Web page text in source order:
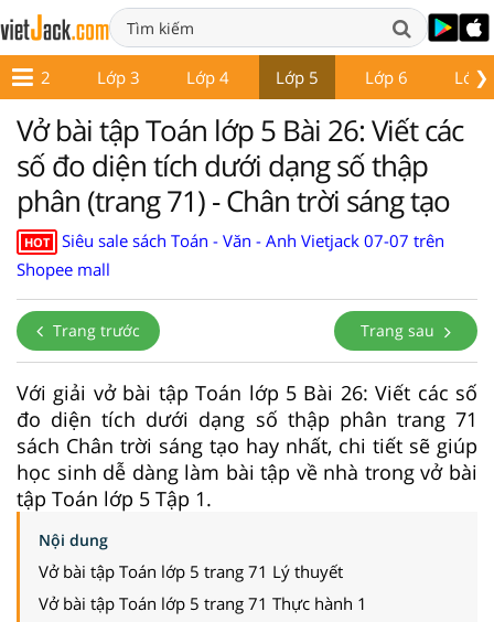
❯
Lớp 2 Lớp 3 Lớp 4 Lớp 5 Lớp 6 Lớp
Vở bài tập Toán lớp 5 Bài 26: Viết các
số đo diện tích dưới dạng số thập
phân (trang 71) - Chân trời sáng tạo
HOT
Siêu sale sách Toán - Văn - Anh Vietjack 07-07 trên
Shopee mall
Trang trước Trang sau
Với giải vở bài tập Toán lớp 5 Bài 26: Viết các số
đo diện tích dưới dạng số thập phân trang 71
sách Chân trời sáng tạo hay nhất, chi tiết sẽ giúp
học sinh dễ dàng làm bài tập về nhà trong vở bài
tập Toán lớp 5 Tập 1.
Nội dung
Vở bài tập Toán lớp 5 trang 71 Lý thuyết
Vở bài tập Toán lớp 5 trang 71 Thực hành 1